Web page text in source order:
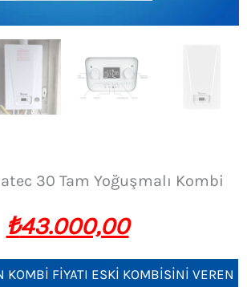
30 Tam Yoğuşmalı Kombi
₺43.000,00
KOMBİ FİYATI ESKİ KOMBİSİNİ VEREN